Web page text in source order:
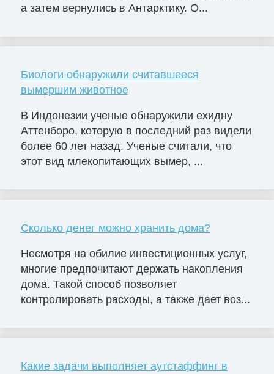
а затем вернулись в Антарктику. О...
Биологи обнаружили считавшееся
вымершим животное
В Индонезии ученые обнаружили ехидну
Аттенборо, которую в последний раз видели
более 60 лет назад. Ученые считали, что
этот вид млекопитающих вымер, ...
Сколько денег можно хранить дома?
Несмотря на обилие инвестиционных услуг,
многие предпочитают держать накопления
дома. Такой способ позволяет
контролировать расходы, а также дает воз...
Какие задачи выполняет аутстаффинг в